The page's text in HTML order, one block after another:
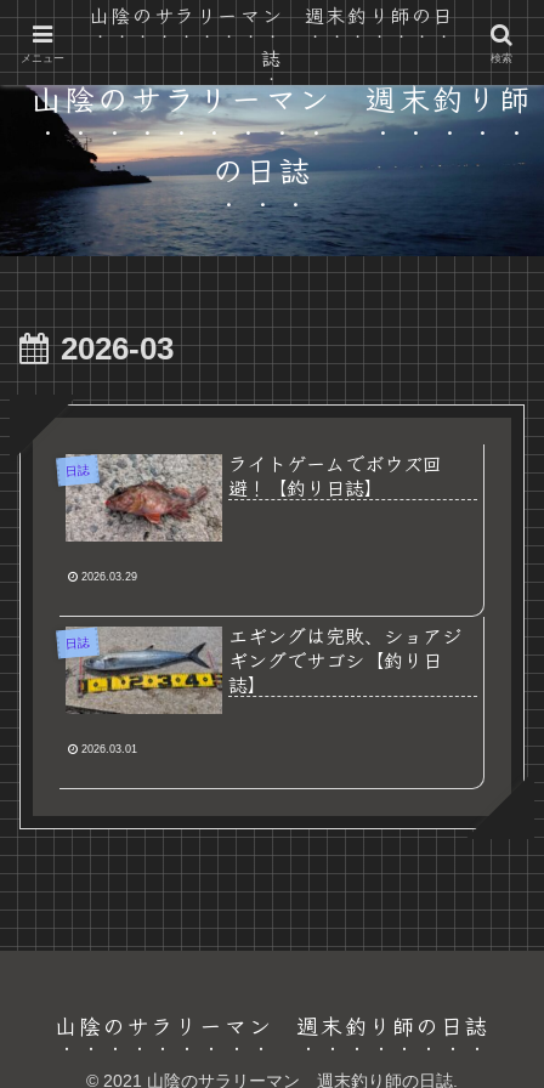
山陰の自然で遊ぶ カヤック と 釣り と 時々 自転車
山陰のサラリーマン 週末釣り師
の日誌
2026-03
日誌
ライトゲームでボウズ回
避！【釣り日誌】
2026.03.29
日誌
エギングは完敗、ショアジ
ギングでサゴシ【釣り日
誌】
2026.03.01
山陰のサラリーマン 週末釣り師の日誌
© 2021 山陰のサラリーマン 週末釣り師の日誌.
メニュー
山陰のサラリーマン 週末釣り師の日
誌
検索